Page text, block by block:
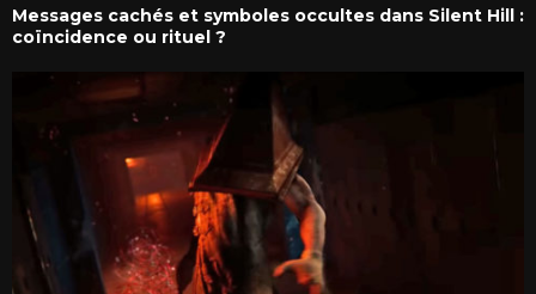
Messages cachés et symboles occultes dans Silent Hill :
coïncidence ou rituel ?